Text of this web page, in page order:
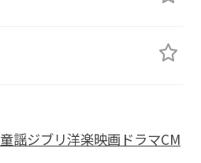
童謡ジブリ洋楽映画ドラマCM